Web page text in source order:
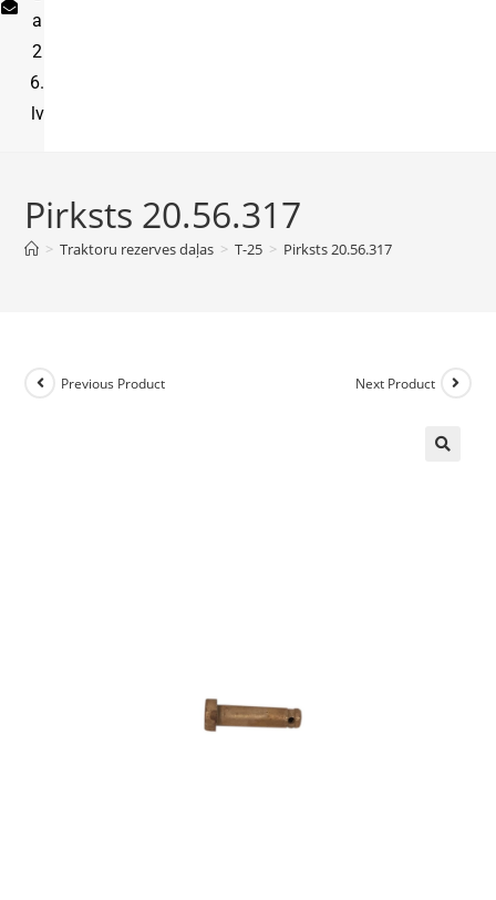
a
2
6.
lv
Pirksts 20.56.317
> Traktoru rezerves daļas > T-25 > Pirksts 20.56.317
Previous Product Next Product